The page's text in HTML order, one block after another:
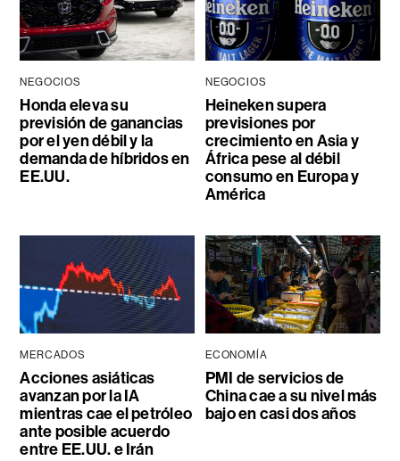
NEGOCIOS
Honda eleva su
previsión de ganancias
por el yen débil y la
demanda de híbridos en
EE.UU.
NEGOCIOS
Heineken supera
previsiones por
crecimiento en Asia y
África pese al débil
consumo en Europa y
América
MERCADOS
Acciones asiáticas
avanzan por la IA
mientras cae el petróleo
ante posible acuerdo
entre EE.UU. e Irán
ECONOMÍA
PMI de servicios de
China cae a su nivel más
bajo en casi dos años